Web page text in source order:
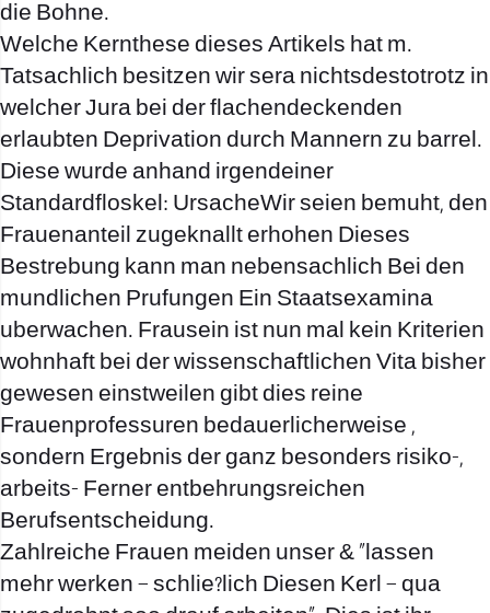
die Bohne.
Welche Kernthese dieses Artikels hat m.
Tatsachlich besitzen wir sera nichtsdestotrotz in
welcher Jura bei der flachendeckenden
erlaubten Deprivation durch Mannern zu barrel.
Diese wurde anhand irgendeiner
Standardfloskel: UrsacheWir seien bemuht, den
Frauenanteil zugeknallt erhohen Dieses
Bestrebung kann man nebensachlich Bei den
mundlichen Prufungen Ein Staatsexamina
uberwachen. Frausein ist nun mal kein Kriterien
wohnhaft bei der wissenschaftlichen Vita bisher
gewesen einstweilen gibt dies reine
Frauenprofessuren bedauerlicherweise ,
sondern Ergebnis der ganz besonders risiko-,
arbeits- Ferner entbehrungsreichen
Berufsentscheidung.
Zahlreiche Frauen meiden unser & “lassen
mehr werken – schlie?lich Diesen Kerl – qua